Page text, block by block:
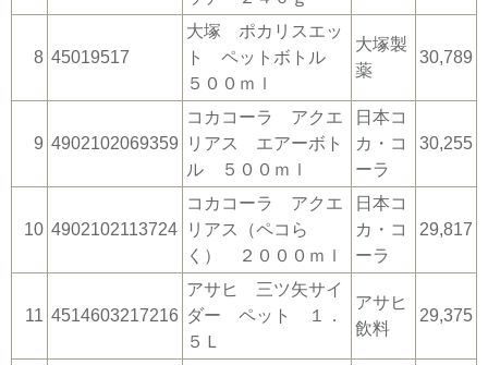
8 45019517
大塚 ポカリスエッ
ト ペットボトル
５００ｍｌ
大塚製
薬
30,789
9 4902102069359
コカコーラ アクエ
リアス エアーボト
ル ５００ｍｌ
日本コ
カ・コ
ーラ
30,255
10 4902102113724
コカコーラ アクエ
リアス（ペコら
く） ２０００ｍｌ
日本コ
カ・コ
ーラ
29,817
11 4514603217216
アサヒ 三ツ矢サイ
ダー ペット １．
５Ｌ
アサヒ
飲料
29,375